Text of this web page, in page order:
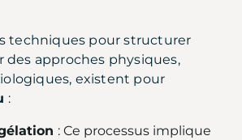
techniques pour structurer
des approches physiques,
existent pour
:
: Ce processus implique